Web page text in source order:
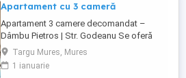
Apartament cu 3 cameră
Apartament 3 camere decomandat –
Dâmbu Pietros | Str. Godeanu Se oferă
spre vânzare apartament cu 3 camere
decomandate, situat în cartierul Dâmbu
Pietros, pe strada Godeanu, într-o zonă
Targu Mures, Mures
1 ianuarie